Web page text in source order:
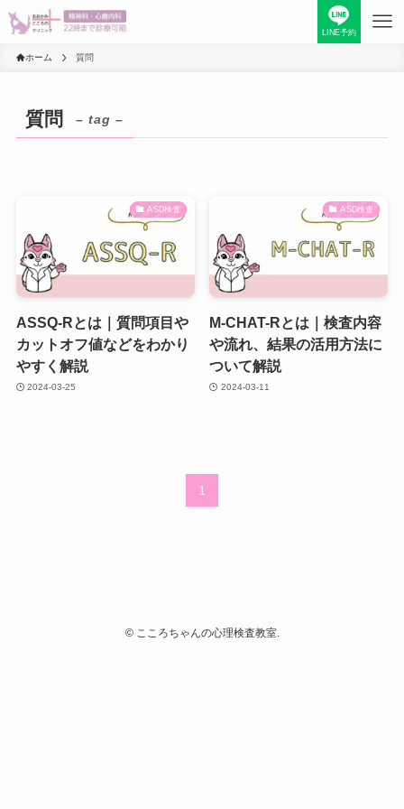
LINE予約
ホーム 質問
質問 – tag –
ASD検査
ASSQ-Rとは｜質問項目や
カットオフ値などをわかり
やすく解説
2024-03-25
ASD検査
M-CHAT-Rとは｜検査内容
や流れ、結果の活用方法に
ついて解説
2024-03-11
1
©こころちゃんの心理検査教室.